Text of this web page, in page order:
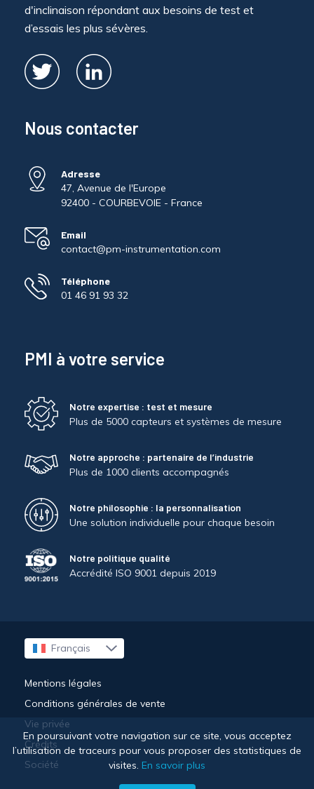
d'inclinaison répondant aux besoins de test et
d’essais les plus sévères.
Nous contacter
Adresse
47, Avenue de l'Europe
92400 - COURBEVOIE - France
Email
contact@pm-instrumentation.com
Téléphone
01 46 91 93 32
PMI à votre service
Notre expertise : test et mesure
Plus de 5000 capteurs et systèmes de mesure
Notre approche : partenaire de l’industrie
Plus de 1000 clients accompagnés
Notre philosophie : la personnalisation
Une solution individuelle pour chaque besoin
Notre politique qualité
Accrédité ISO 9001 depuis 2019
Français
English
Mentions légales
Conditions générales de vente
Vie privée
Crédits
Société
En poursuivant votre navigation sur ce site, vous acceptez
l’utilisation de traceurs pour vous proposer des statistiques de
visites. En savoir plus